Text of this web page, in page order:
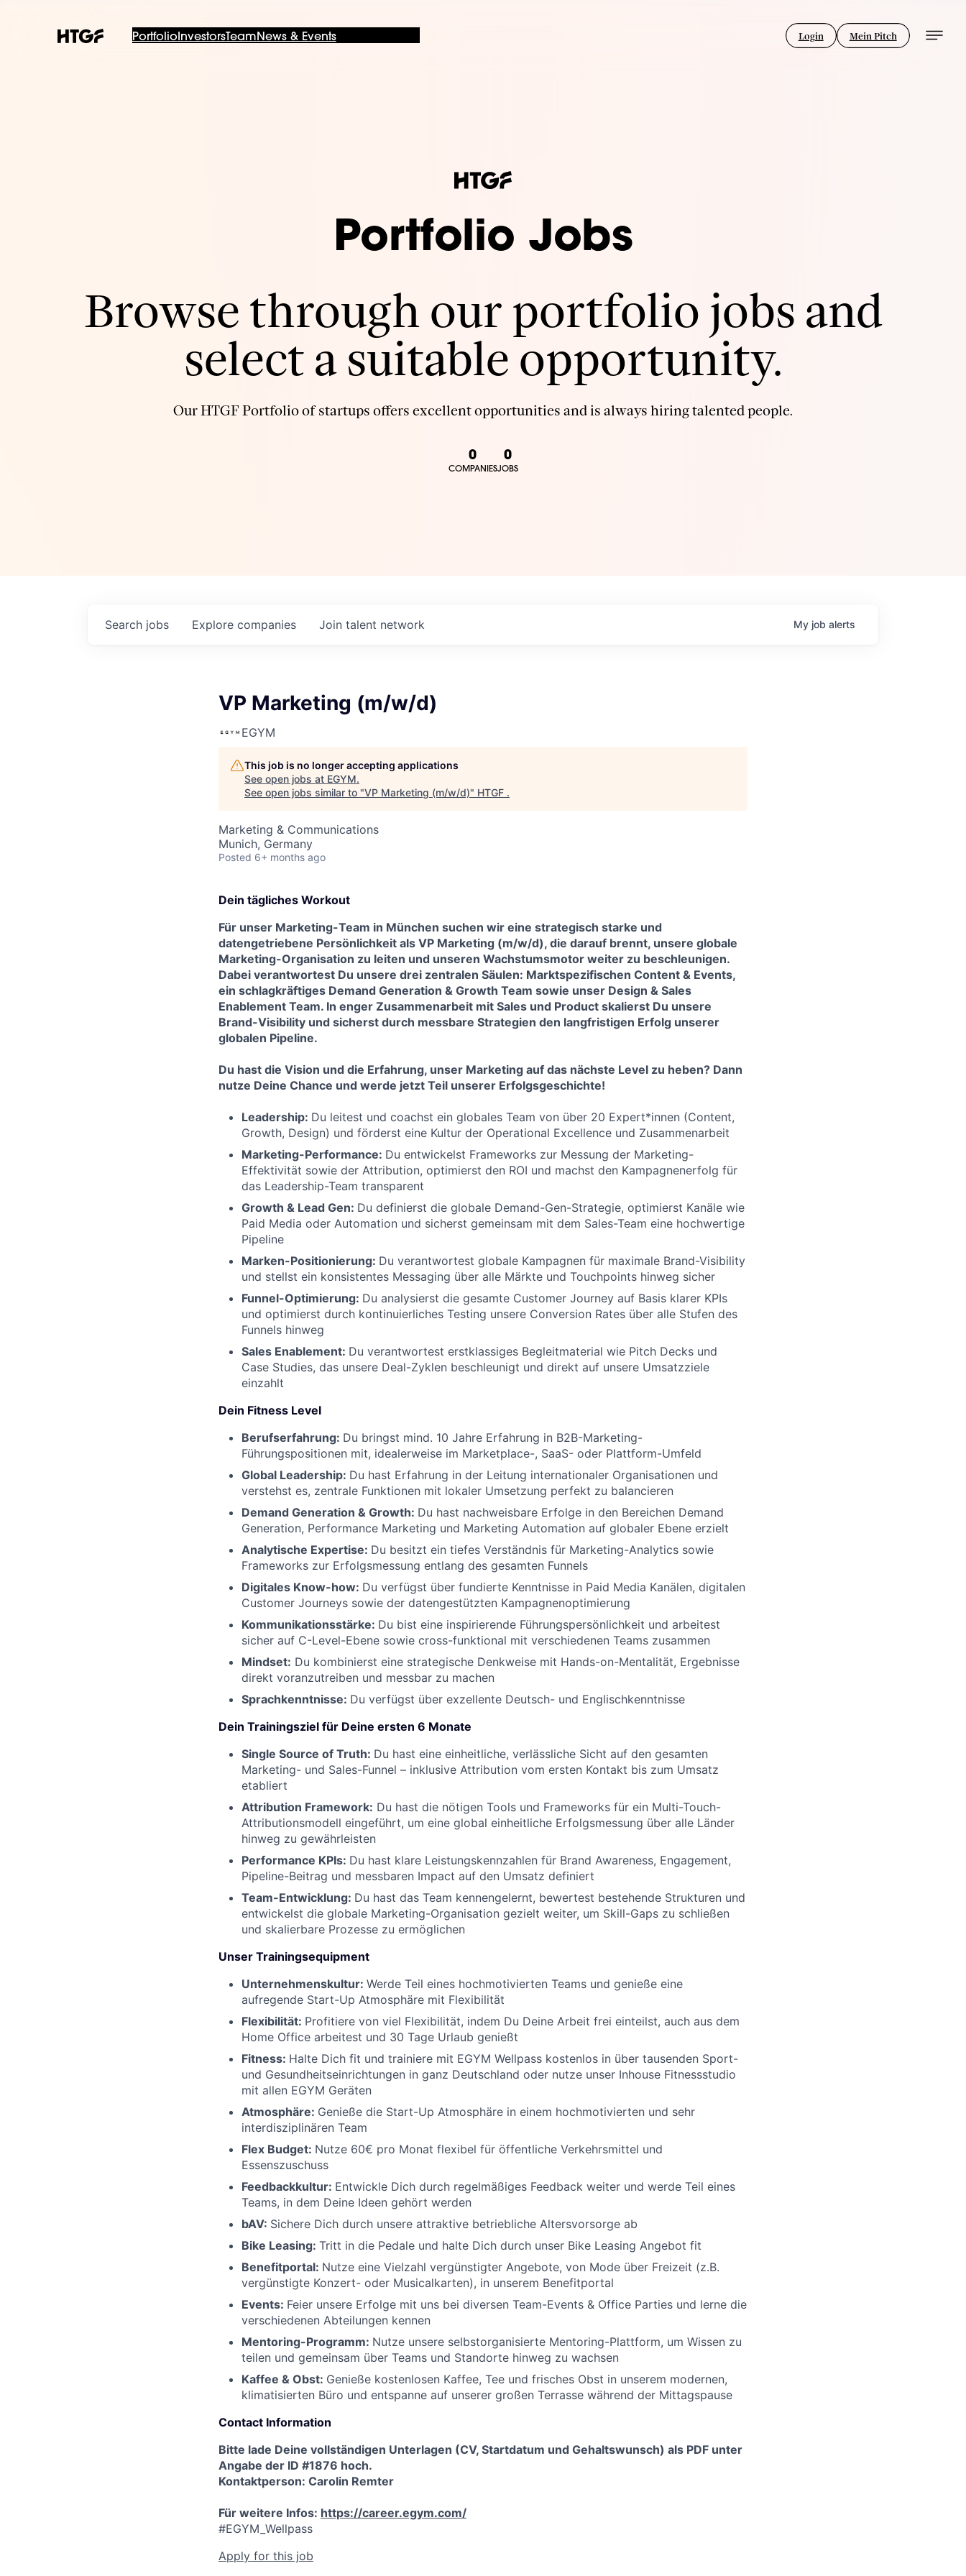
PortfolioInvestorsTeam News & Events Login Mein Pitch
Portfolio Jobs
Browse through our portfolio jobs and
select a suitable opportunity.
Our HTGF Portfolio of startups offers excellent opportunities and is always hiring talented people.
0
COMPANIES
0
JOBS
Search jobs Explore companies Join talent network My job alerts
VP Marketing (m/w/d)
EGYM
This job is no longer accepting applications
See open jobs at EGYM.
See open jobs similar to "VP Marketing (m/w/d)" HTGF .
Marketing & Communications
Munich, Germany
Posted 6+ months ago
Dein tägliches Workout
Für unser Marketing-Team in München suchen wir eine strategisch starke und
datengetriebene Persönlichkeit als VP Marketing (m/w/d), die darauf brennt, unsere globale
Marketing-Organisation zu leiten und unseren Wachstumsmotor weiter zu beschleunigen.
Dabei verantwortest Du unsere drei zentralen Säulen: Marktspezifischen Content & Events,
ein schlagkräftiges Demand Generation & Growth Team sowie unser Design & Sales
Enablement Team. In enger Zusammenarbeit mit Sales und Product skalierst Du unsere
Brand-Visibility und sicherst durch messbare Strategien den langfristigen Erfolg unserer
globalen Pipeline.
Du hast die Vision und die Erfahrung, unser Marketing auf das nächste Level zu heben? Dann
nutze Deine Chance und werde jetzt Teil unserer Erfolgsgeschichte!
Leadership: Du leitest und coachst ein globales Team von über 20 Expert*innen (Content,
Growth, Design) und förderst eine Kultur der Operational Excellence und Zusammenarbeit
Marketing-Performance: Du entwickelst Frameworks zur Messung der Marketing-
Effektivität sowie der Attribution, optimierst den ROI und machst den Kampagnenerfolg für
das Leadership-Team transparent
Growth & Lead Gen: Du definierst die globale Demand-Gen-Strategie, optimierst Kanäle wie
Paid Media oder Automation und sicherst gemeinsam mit dem Sales-Team eine hochwertige
Pipeline
Marken-Positionierung: Du verantwortest globale Kampagnen für maximale Brand-Visibility
und stellst ein konsistentes Messaging über alle Märkte und Touchpoints hinweg sicher
Funnel-Optimierung: Du analysierst die gesamte Customer Journey auf Basis klarer KPIs
und optimierst durch kontinuierliches Testing unsere Conversion Rates über alle Stufen des
Funnels hinweg
Sales Enablement: Du verantwortest erstklassiges Begleitmaterial wie Pitch Decks und
Case Studies, das unsere Deal-Zyklen beschleunigt und direkt auf unsere Umsatzziele
einzahlt
Dein Fitness Level
Berufserfahrung: Du bringst mind. 10 Jahre Erfahrung in B2B-Marketing-
Führungspositionen mit, idealerweise im Marketplace-, SaaS- oder Plattform-Umfeld
Global Leadership: Du hast Erfahrung in der Leitung internationaler Organisationen und
verstehst es, zentrale Funktionen mit lokaler Umsetzung perfekt zu balancieren
Demand Generation & Growth: Du hast nachweisbare Erfolge in den Bereichen Demand
Generation, Performance Marketing und Marketing Automation auf globaler Ebene erzielt
Analytische Expertise: Du besitzt ein tiefes Verständnis für Marketing-Analytics sowie
Frameworks zur Erfolgsmessung entlang des gesamten Funnels
Digitales Know-how: Du verfügst über fundierte Kenntnisse in Paid Media Kanälen, digitalen
Customer Journeys sowie der datengestützten Kampagnenoptimierung
Kommunikationsstärke: Du bist eine inspirierende Führungspersönlichkeit und arbeitest
sicher auf C-Level-Ebene sowie cross-funktional mit verschiedenen Teams zusammen
Mindset: Du kombinierst eine strategische Denkweise mit Hands-on-Mentalität, Ergebnisse
direkt voranzutreiben und messbar zu machen
Sprachkenntnisse: Du verfügst über exzellente Deutsch- und Englischkenntnisse
Dein Trainingsziel für Deine ersten 6 Monate
Single Source of Truth: Du hast eine einheitliche, verlässliche Sicht auf den gesamten
Marketing- und Sales-Funnel – inklusive Attribution vom ersten Kontakt bis zum Umsatz
etabliert
Attribution Framework: Du hast die nötigen Tools und Frameworks für ein Multi-Touch-
Attributionsmodell eingeführt, um eine global einheitliche Erfolgsmessung über alle Länder
hinweg zu gewährleisten
Performance KPIs: Du hast klare Leistungskennzahlen für Brand Awareness, Engagement,
Pipeline-Beitrag und messbaren Impact auf den Umsatz definiert
Team-Entwicklung: Du hast das Team kennengelernt, bewertest bestehende Strukturen und
entwickelst die globale Marketing-Organisation gezielt weiter, um Skill-Gaps zu schließen
und skalierbare Prozesse zu ermöglichen
Unser Trainingsequipment
Unternehmenskultur: Werde Teil eines hochmotivierten Teams und genieße eine
aufregende Start-Up Atmosphäre mit Flexibilität
Flexibilität: Profitiere von viel Flexibilität, indem Du Deine Arbeit frei einteilst, auch aus dem
Home Office arbeitest und 30 Tage Urlaub genießt
Fitness: Halte Dich fit und trainiere mit EGYM Wellpass kostenlos in über tausenden Sport-
und Gesundheitseinrichtungen in ganz Deutschland oder nutze unser Inhouse Fitnessstudio
mit allen EGYM Geräten
Atmosphäre: Genieße die Start-Up Atmosphäre in einem hochmotivierten und sehr
interdisziplinären Team
Flex Budget: Nutze 60€ pro Monat flexibel für öffentliche Verkehrsmittel und
Essenszuschuss
Feedbackkultur: Entwickle Dich durch regelmäßiges Feedback weiter und werde Teil eines
Teams, in dem Deine Ideen gehört werden
bAV: Sichere Dich durch unsere attraktive betriebliche Altersvorsorge ab
Bike Leasing: Tritt in die Pedale und halte Dich durch unser Bike Leasing Angebot fit
Benefitportal: Nutze eine Vielzahl vergünstigter Angebote, von Mode über Freizeit (z.B.
vergünstigte Konzert- oder Musicalkarten), in unserem Benefitportal
Events: Feier unsere Erfolge mit uns bei diversen Team-Events & Office Parties und lerne die
verschiedenen Abteilungen kennen
Mentoring-Programm: Nutze unsere selbstorganisierte Mentoring-Plattform, um Wissen zu
teilen und gemeinsam über Teams und Standorte hinweg zu wachsen
Kaffee & Obst: Genieße kostenlosen Kaffee, Tee und frisches Obst in unserem modernen,
klimatisierten Büro und entspanne auf unserer großen Terrasse während der Mittagspause
Contact Information
Bitte lade Deine vollständigen Unterlagen (CV, Startdatum und Gehaltswunsch) als PDF unter
Angabe der ID #1876 hoch.
Kontaktperson: Carolin Remter
Für weitere Infos: https://career.egym.com/
#EGYM_Wellpass
Apply for this job